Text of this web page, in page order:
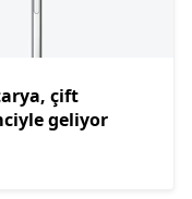
çift
geliyor